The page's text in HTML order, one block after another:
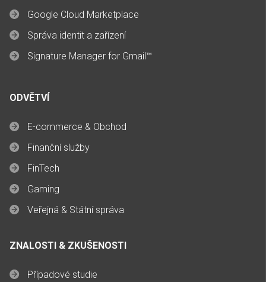
Google Cloud Marketplace
Správa identit a zařízení
Signature Manager for Gmail™
ODVĚTVÍ
E-commerce & Obchod
Finanční služby
FinTech
Gaming
Veřejná & Státní správa
ZNALOSTI & ZKUŠENOSTI
Případové studie